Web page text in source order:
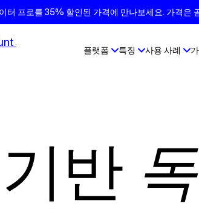
터 프로를 35% 할인된 가격에 만나보세요. 가격은
플랫폼 특징 사용 사례
기반